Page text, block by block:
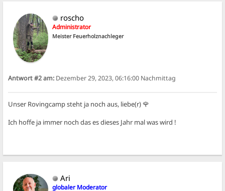
roscho
Administrator
Meister Feuerholznachleger
Antwort #2 am: Dezember 29, 2023, 06:16:00 Nachmittag
Unser Rovingcamp steht ja noch aus, liebe(r) 🌹
Ich hoffe ja immer noch das es dieses Jahr mal was wird !
Ari
globaler Moderator